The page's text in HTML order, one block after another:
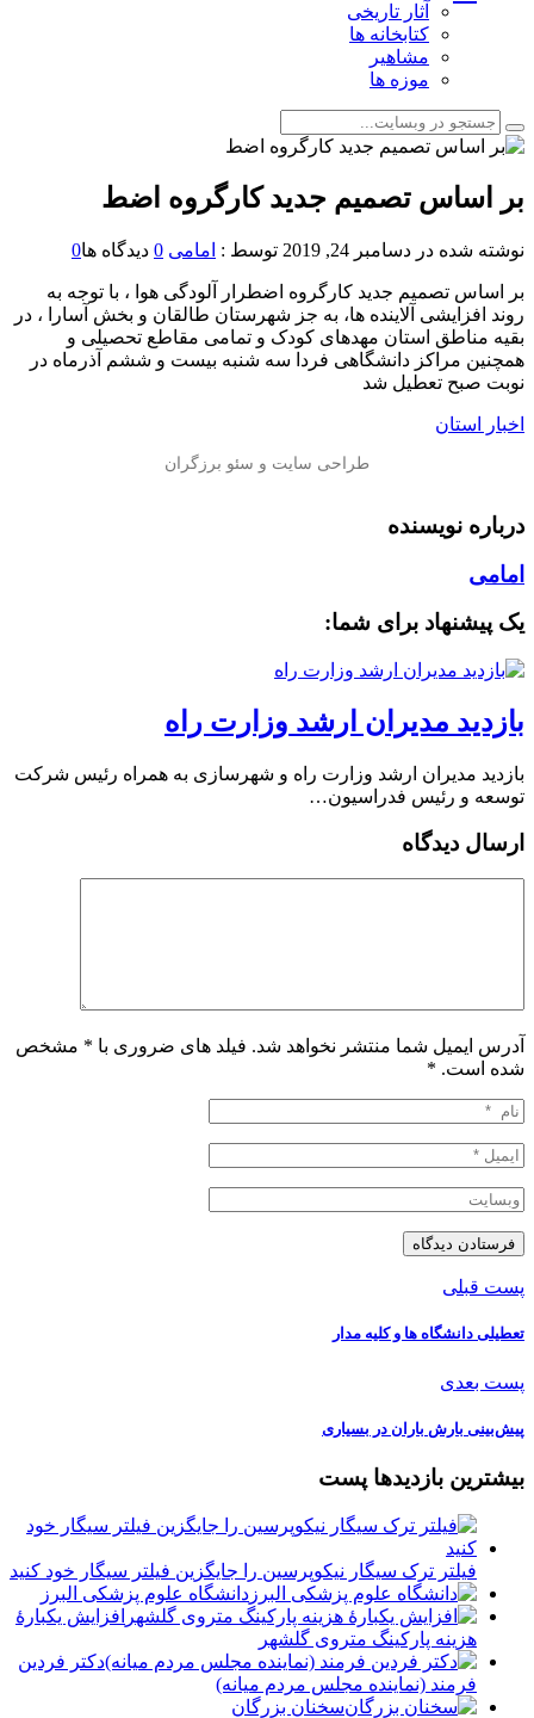
آثار تاریخی
کتابخانه ها
مشاهیر
موزه ها
بر اساس تصمیم جدید کارگروه اضط
نوشته شده در دسامبر 24, 2019 توسط : امامی 0 دیدگاه ها0
بر اساس تصمیم جدید کارگروه اضطرار آلودگی هوا ، با توجه به
روند افزایشی آلاینده ها، به جز شهرستان طالقان و بخش آسارا ، در
بقیه مناطق استان مهدهای کودک و تمامی مقاطع تحصیلی و
همچنین مراکز دانشگاهی فردا سه شنبه بیست و ششم آذرماه در
نوبت صبح تعطیل شد
اخبار استان
درباره نویسنده
امامی
یک پیشنهاد برای شما:
بازدید مدیران ارشد وزارت راه
بازدید مدیران ارشد وزارت راه و شهرسازی به همراه رئیس شرکت
توسعه و رئیس فدراسیون…
ارسال دیدگاه
آدرس ایمیل شما منتشر نخواهد شد. فیلد های ضروری با * مشخص
شده است. *
پست قبلی
تعطیلی دانشگاه ها و کلیه مدار
پست بعدی
پیش‌بینی بارش باران در بسیاری
بیشترین بازدیدها پست
فیلتر ترک سیگار نیکوپرسین را جایگزین فیلتر سیگار خود کنید
دانشگاه علوم پزشکی البرز
افزایش یکبارۀ
هزینه پارکینگ متروی گلشهر
دكتر فردين
فرمند (نماينده مجلس مردم میانه)
سخنان بزرگان